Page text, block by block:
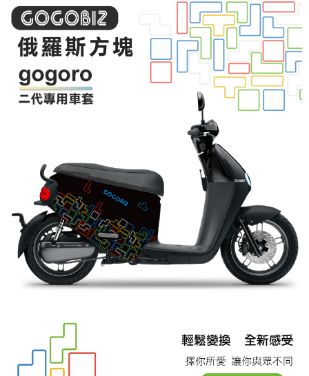
【「AFTEE先享後付」結帳流程】
１．於結帳方式選擇「AFTEE先享後付」後，將跳轉至「AFTEE先享後付」
結帳頁面，進行簡訊認證並確認金額後，即可完成結帳。
２．訂單成立數日內，您將收到繳費通知簡訊。
３．收到繳費通知簡訊後14天內，點擊此簡訊中的連結，可透過四大超商／
ATM／網路銀行／等多元方式進行付款，方視為交易完成。
※ 請注意：結帳手續完成當下不需立刻繳費，但若您需要取消訂單，請聯絡
購買商品的店家。未經商家同意取消之訂單仍視為有效，需透過AFTEE先享
※ 交易是否成功請以「AFTEE先享後付 」之結帳頁面顯示為準，若有關於
是否繳費成功／繳費後需取消欲退款等相關疑問，請聯繫「AFTEE先享後付
https://netprotections.freshdesk.com/support/home
【注意事項】
１．透過由恩沛科技股份有限公司提供之「AFTEE先享後付」服務完成之交
易，需依本服務之必要範圍內提供個人資料，並將交易相關給付款項請求債
權轉讓予恩沛科技股份有限公司。
２．關於個人資料處理事宜，請瀏覽以下網址：
https://aftee.tw/terms/#terms3
３．未成年的使用者請事先徵得法定代理人或監護人之同意方可使用
「AFTEE先享後付」，若未經同意申辦者引起之損失，本公司不負相關責
任。
恩沛科技股份有限公司將有權停止該用戶之使用額度並採取法律行動。
每筆NT$60，滿NT$1,000(含以上)免運費
付款後7-11取貨
每筆NT$60，滿NT$1,000(含以上)免運費
宅配
每筆NT$110